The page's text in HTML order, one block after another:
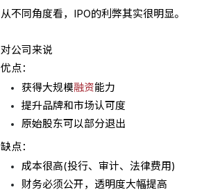
从不同角度看，IPO的利弊其实很明显。
对公司来说
优点：
获得大规模融资能力
提升品牌和市场认可度
原始股东可以部分退出
缺点：
成本很高(投行、审计、法律费用)
财务必须公开，透明度大幅提高